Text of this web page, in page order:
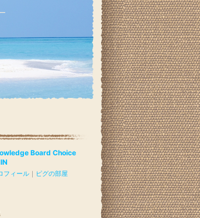
Board Choice
フィール ｜ ピグの部屋